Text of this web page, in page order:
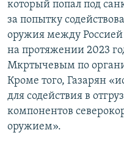
который попал под
за попытку
оружия между
на протяжении 2023
Мкртычевым по
Кроме того, Газарян
для содействия в
компонентов
оружием».